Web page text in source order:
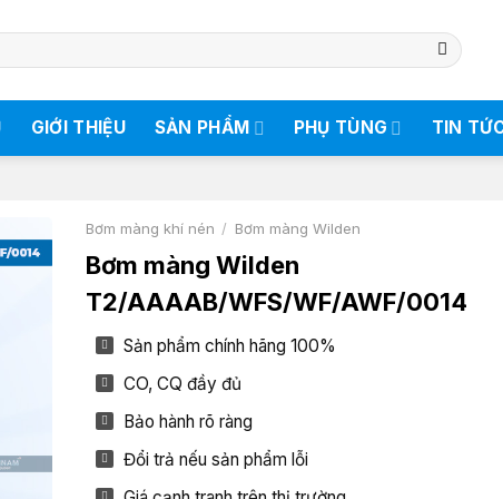
GIỚI THIỆU SẢN PHẨM PHỤ TÙNG TIN
Bơm màng khí nén / Bơm màng Wilden
Bơm màng Wilden
T2/AAAAB/WFS/WF/AWF/0014
Sản phẩm chính hãng 100%
CO, CQ đầy đủ
Bảo hành rõ ràng
Đổi trả nếu sản phẩm lỗi